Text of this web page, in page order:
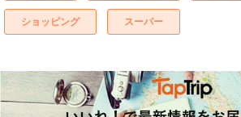
ショッピング スーパー